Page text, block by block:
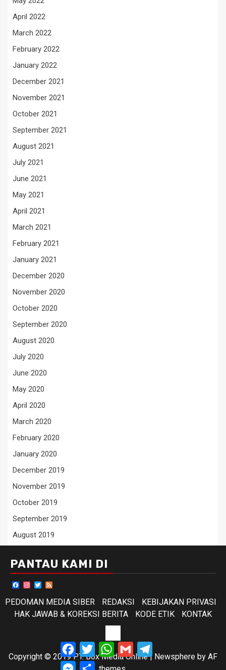
April 2022
March 2022
February 2022
January 2022
December 2021
November 2021
October 2021
September 2021
August 2021
July 2021
June 2021
May 2021
April 2021
March 2021
February 2021
January 2021
December 2020
November 2020
October 2020
September 2020
August 2020
July 2020
June 2020
May 2020
April 2020
March 2020
February 2020
January 2020
December 2019
November 2019
October 2019
September 2019
August 2019
PANTAU KAMI DI
Facebook
Instagram
Twitter
PEDOMAN MEDIA SIBER
REDAKSI
KEBIJAKAN PRIVASI
HAK JAWAB & KOREKSI BERITA
KODE ETIK KONTAK
ETIK
Copyright © 2019 PT. Box Media Online| Newsphere by AF
Facebook
TwitterWhatsApp
Gmail
Messenger
Share